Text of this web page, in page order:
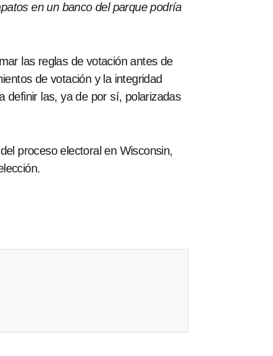
en un banco del parque podría
las reglas de votación antes de
de votación y la integridad
definir las, ya de por sí, polarizadas
proceso electoral en Wisconsin,